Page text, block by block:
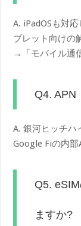
A. iPadOSも対
ブレット向けの
→「モバイル通
Q4. APN
A. 銀河ヒッチハ
Google Fiの内部
Q5.
ますか?